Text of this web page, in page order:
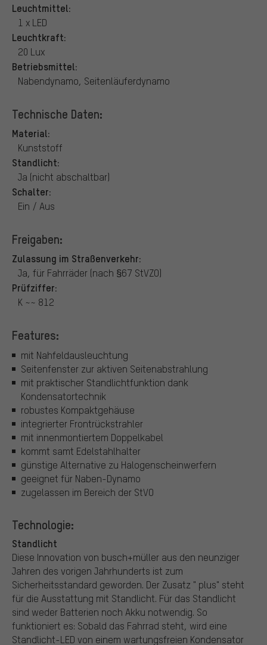
Leuchtmittel:
1 x LED
Leuchtkraft:
20 Lux
Betriebsmittel:
Nabendynamo, Seitenläuferdynamo
Technische Daten:
Material:
Kunststoff
Standlicht:
Ja (nicht abschaltbar)
Schalter:
Ein / Aus
Freigaben:
Zulassung im Straßenverkehr:
Ja, für Fahrräder (nach §67 StVZO)
Prüfziffer:
K ~~ 812
Features:
mit Nahfeldausleuchtung
Seitenfenster zur aktiven Seitenabstrahlung
mit praktischer Standlichtfunktion dank
Kondensatortechnik
robustes Kompaktgehäuse
integrierter Frontrückstrahler
mit innenmontiertem Doppelkabel
kommt samt Edelstahlhalter
günstige Alternative zu Halogenscheinwerfern
geeignet für Naben-Dynamo
zugelassen im Bereich der StVO
Technologie:
Standlicht
Diese Innovation von busch+müller aus den neunziger
Jahren des vorigen Jahrhunderts ist zum
Sicherheitsstandard geworden. Der Zusatz " plus" steht
für die Ausstattung mit Standlicht. Für das Standlicht
sind weder Batterien noch Akku notwendig. So
funktioniert es: Sobald das Fahrrad steht, wird eine
Standlicht-LED von einem wartungsfreien Kondensator